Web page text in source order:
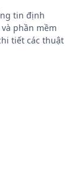
tin định
phần mềm
tiết các thuật